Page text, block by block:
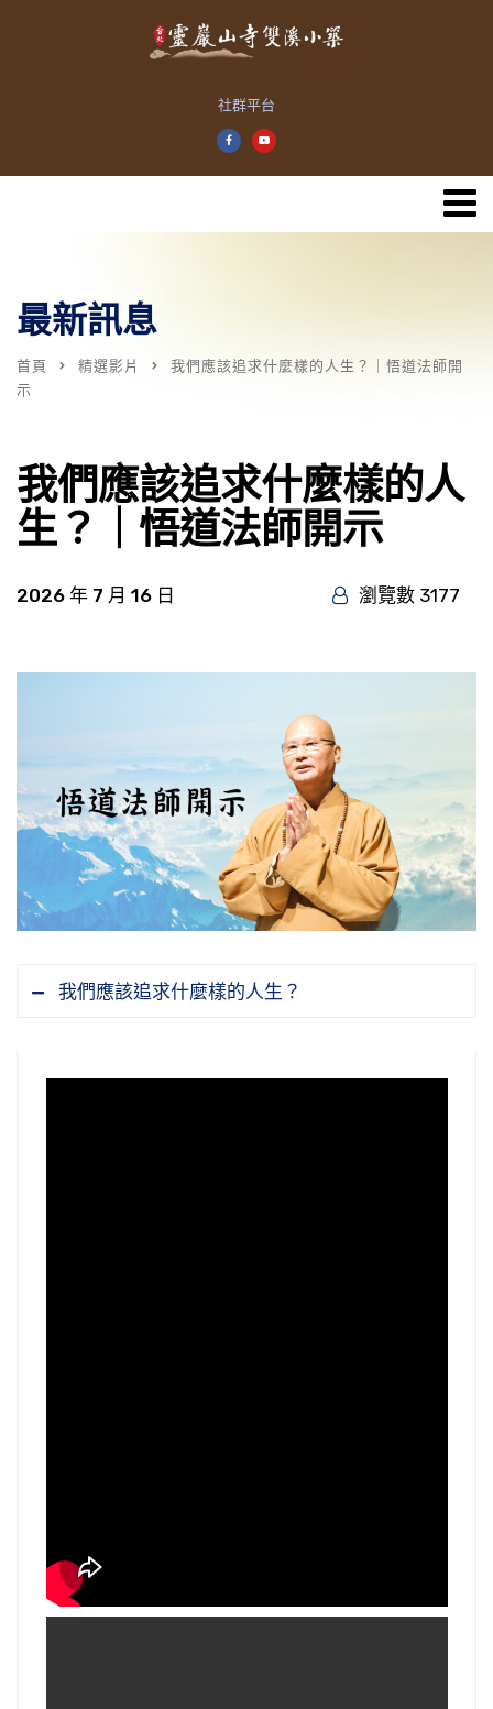
社群平台
最新訊息
首頁 精選影片
我們應該追求什麼樣的人生？｜悟道法師開
示
我們應該追求什麼樣的人
生？｜悟道法師開示
2026 年 7 月 16 日 瀏覽數 3177
我們應該追求什麼樣的人生？